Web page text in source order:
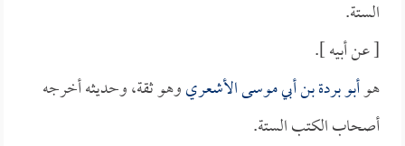
الستة.
[ عن أبيه ].
هوأبو بردة بن أبي موسى الأشعريوهو ثقة، وحديثه أخرجه
أصحاب الكتب الستة.